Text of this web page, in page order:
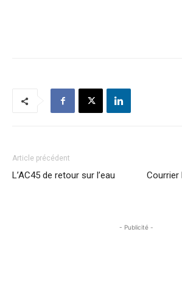
Article précédent
L’AC45 de retour sur l’eau
Courrier
- Publicité -